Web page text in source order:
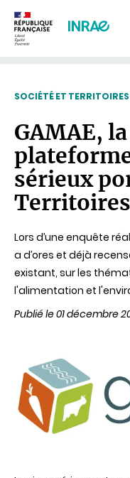
SOCIÉTÉ ET TERRITOIRES
GAMAE,
sérieux
Territoires
Lors d’une enquête
a d’ores et déjà
existant, sur les
l'alimentation et
Publié le 01 décembre